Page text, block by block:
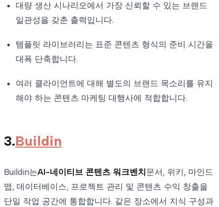
대량 생산 시나리오에서 가장 신뢰할 수 있는 브랜드
일관성을 갖춘 출력입니다.
템플릿 라이브러리는 표준 콘텐츠 형식의 준비 시간을
대폭 단축합니다.
여러 클라이언트에 대해 별도의 브랜드 목소리를 유지
해야 하는 콘텐츠 마케팅 대행사에 적합합니다.
3.Buildin
Buildin는AI-네이티브 콘텐츠 워크벤치 문서, 위키, 마인드
맵, 데이터베이스, 프로젝트 관리 및 콘텐츠 수익 창출을
단일 작업 공간에 통합합니다. 같은 장소에서 지식 구성과